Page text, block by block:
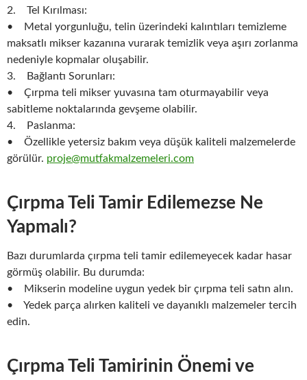
2. Tel Kırılması:
• Metal yorgunluğu, telin üzerindeki kalıntıları temizleme
maksatlı mikser kazanına vurarak temizlik veya aşırı zorlanma
nedeniyle kopmalar oluşabilir.
3. Bağlantı Sorunları:
• Çırpma teli mikser yuvasına tam oturmayabilir veya
sabitleme noktalarında gevşeme olabilir.
4. Paslanma:
• Özellikle yetersiz bakım veya düşük kaliteli malzemelerde
görülür. proje@mutfakmalzemeleri.com
Çırpma Teli Tamir Edilemezse Ne
Yapmalı?
Bazı durumlarda çırpma teli tamir edilemeyecek kadar hasar
görmüş olabilir. Bu durumda:
• Mikserin modeline uygun yedek bir çırpma teli satın alın.
• Yedek parça alırken kaliteli ve dayanıklı malzemeler tercih
edin.
Çırpma Teli Tamirinin Önemi ve